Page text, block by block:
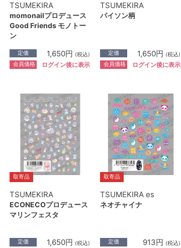
TSUMEKIRA
momonailプロデュース
Good Friends モノトー
ン
定価 1,650円 (税込)
会員価格 ログイン後に表示
TSUMEKIRA
パイソン柄
定価 1,650円 (税込)
会員価格 ログイン後に表示
取寄品
TSUMEKIRA
ECONECOプロデュース
マリンフェスタ
定価 1,650円 (税込)
取寄品
TSUMEKIRA es
ネオチャイナ
定価 913円 (税込)